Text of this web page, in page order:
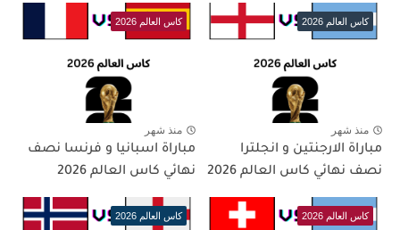
كاس العالم 2026
منذ شهر
مباراة الارجنتين و انجلترا
نصف نهائي كاس العالم 2026
كاس العالم 2026
منذ شهر
مباراة اسبانيا و فرنسا نصف
نهائي كاس العالم 2026
كاس العالم 2026 كاس العالم 2026